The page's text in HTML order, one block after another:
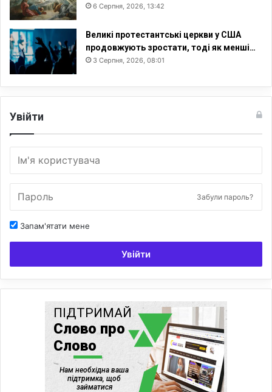
6 Серпня, 2026, 13:42
Великі протестантські церкви у США
продовжують зростати, тоді як менші…
3 Серпня, 2026, 08:01
Увійти
Забули пароль?
Запам'ятати мене
Увійти